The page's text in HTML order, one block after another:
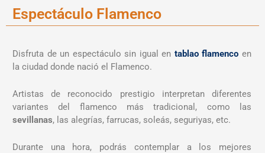
Espectáculo Flamenco
Disfruta de un espectáculo sin igual en tablao flamenco en
la ciudad donde nació el Flamenco.
Artistas de reconocido prestigio interpretan diferentes
variantes del flamenco más tradicional, como las
sevillanas, las alegrías, farrucas, soleás, seguriyas, etc.
Durante una hora, podrás contemplar a los mejores